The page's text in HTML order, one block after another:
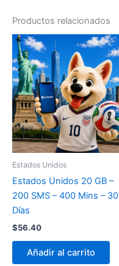
Productos relacionados
Estados Unidos
Estados Unidos 20 GB –
200 SMS – 400 Mins – 30
Días
$56.40
Añadir al carrito